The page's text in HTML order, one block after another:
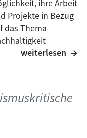
ihre Arbeit
Projekte in Bezug
das Thema
auch
weiterlesen